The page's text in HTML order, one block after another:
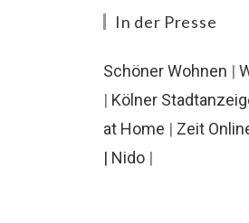
In der Presse
Schöner Wohnen |
| Kölner
at Home | Zeit
| Nido |